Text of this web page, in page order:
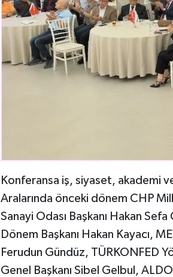
Konferansa iş, siyaset, akademi
Aralarında önceki dönem CHP
Sanayi Odası Başkanı Hakan
Dönem Başkanı Hakan Kayacı,
Ferudun Gündüz, TÜRKONFED
Genel Başkanı Sibel Gelbul,